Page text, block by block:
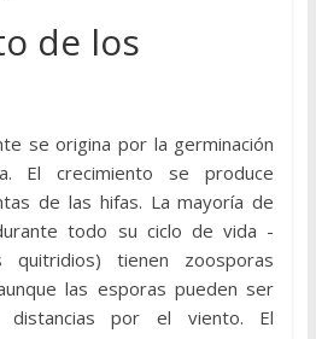
de los
se origina por la germinación
El crecimiento se produce
de las hifas. La mayoría de
todo su ciclo de vida -
quitridios) tienen zoosporas
las esporas pueden ser
distancias por el viento. El